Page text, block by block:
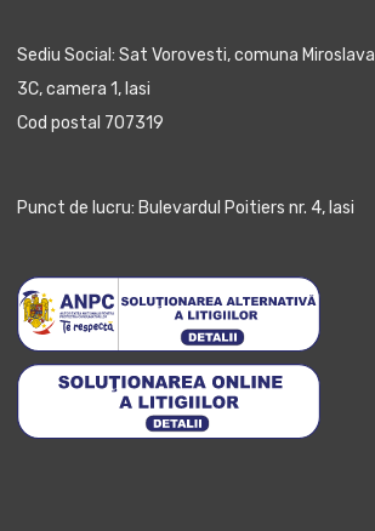
Sediu Social: Sat Vorovesti, comuna
3C, camera 1, Iasi
Cod postal 707319
Punct de lucru: Bulevardul Poitiers nr. 4, Iasi